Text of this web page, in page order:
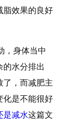
脂效果的良好
，身体当中
的水分排出
了，而减肥主
化是不能很好
是减水这篇文